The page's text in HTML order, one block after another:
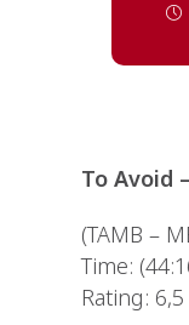
To Avoid
(TAMB –
Time:
Rating: 6,5